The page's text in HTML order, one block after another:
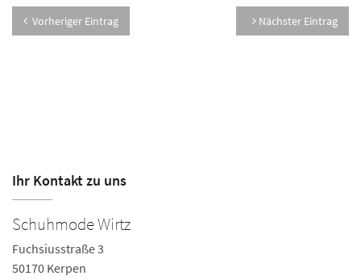
Vorheriger Eintrag Nächster Eintrag
Ihr Kontakt zu uns
Schuhmode Wirtz
Fuchsiusstraße 3
50170 Kerpen